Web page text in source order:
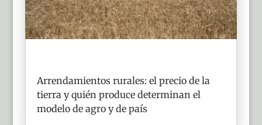
Arrendamientos rurales: el precio de la
tierra y quién produce determinan el
modelo de agro y de país